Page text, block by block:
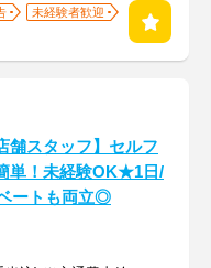
未経験者歓迎
舗スタッフ】セルフ
単！未経験OK★1日/
ートも両立◎